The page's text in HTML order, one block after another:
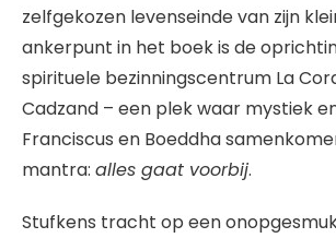
zelfgekozen levenseinde van zijn
ankerpunt in het boek is de
spirituele bezinningscentrum La
Cadzand – een plek waar mystiek
Franciscus en Boeddha
mantra: alles gaat voorbij.
Stufkens tracht op een